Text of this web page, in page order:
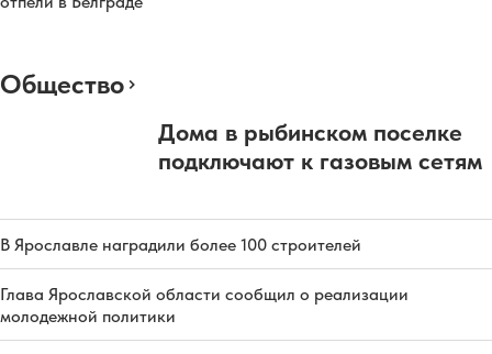
Общество
Дома в рыбинском поселке
подключают к газовым сетям
В Ярославле наградили более 100 строителей
Глава Ярославской области сообщил о реализации
молодежной политики